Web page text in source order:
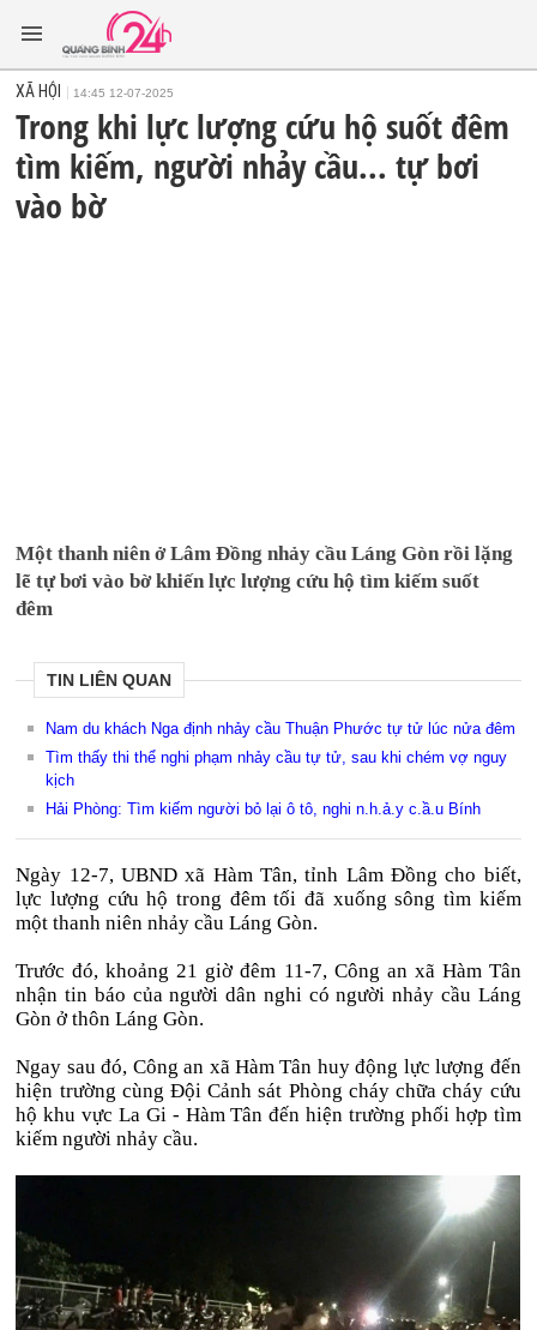
XÃ HỘI 14:45 12-07-2025
Trong khi lực lượng cứu hộ suốt đêm
tìm kiếm, người nhảy cầu... tự bơi
vào bờ
Một thanh niên ở Lâm Đồng nhảy cầu Láng Gòn rồi lặng
lẽ tự bơi vào bờ khiến lực lượng cứu hộ tìm kiếm suốt
đêm
TIN LIÊN QUAN
Nam du khách Nga định nhảy cầu Thuận Phước tự tử lúc nửa đêm
Tìm thấy thi thể nghi phạm nhảy cầu tự tử, sau khi chém vợ nguy
kịch
Hải Phòng: Tìm kiếm người bỏ lại ô tô, nghi n.h.ả.y c.ầ.u Bính
Ngày 12-7, UBND xã Hàm Tân, tỉnh Lâm Đồng cho biết,
lực lượng cứu hộ trong đêm tối đã xuống sông tìm kiếm
một thanh niên nhảy cầu Láng Gòn.
Trước đó, khoảng 21 giờ đêm 11-7, Công an xã Hàm Tân
nhận tin báo của người dân nghi có người nhảy cầu Láng
Gòn ở thôn Láng Gòn.
Ngay sau đó, Công an xã Hàm Tân huy động lực lượng đến
hiện trường cùng Đội Cảnh sát Phòng cháy chữa cháy cứu
hộ khu vực La Gi - Hàm Tân đến hiện trường phối hợp tìm
kiếm người nhảy cầu.